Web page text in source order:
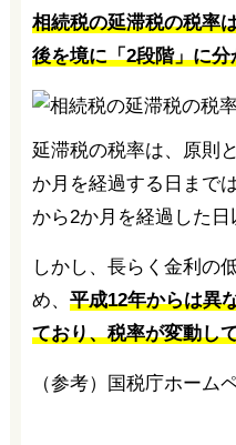
相続税の延滞税の税率
後を境に「2段階」に分
延滞税の税率は、原則
か月を経過する日まで
から2か月を経過した日
しかし、長らく金利の
め、 平成12年からは異
ており、税率が変動し
（参考）国税庁ホーム